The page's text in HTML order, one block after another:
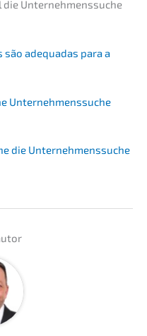
die Unter­neh­mens­su­che
são adequa­d­as para a
Unter­neh­mens­su­che
die Unter­neh­mens­su­che